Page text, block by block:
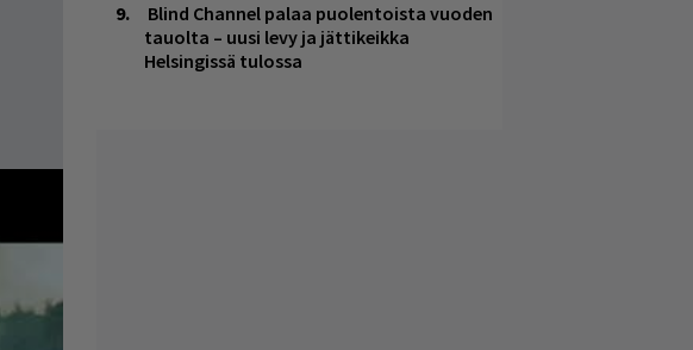
Blind Channel palaa puolentoista vuoden
tauolta – uusi levy ja jättikeikka
Helsingissä tulossa